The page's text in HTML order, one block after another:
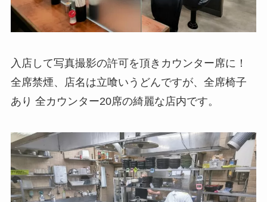
入店して写真撮影の許可を頂きカウンター席に！
全席禁煙、店名は立喰いうどんですが、全席椅子
あり 全カウンター20席の綺麗な店内です。